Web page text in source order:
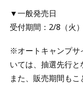
▼一般発売日
受付期間：2/8（火
※オートキャンプサ
いては、抽選先行と
また、販売期間も